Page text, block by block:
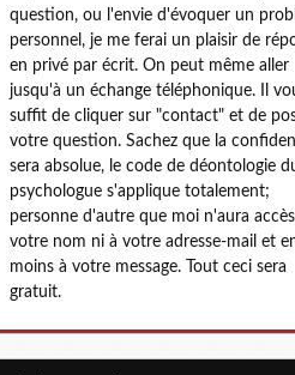
question, ou l'envie d'évoquer un
personnel, je me ferai un plaisir de
en privé par écrit. On peut même aller
jusqu'à un échange téléphonique. Il
suffit de cliquer sur "contact" et de
votre question. Sachez que la
sera absolue, le code de déontologie
psychologue s'applique totalement;
personne d'autre que moi n'aura
votre nom ni à votre adresse-mail et
moins à votre message. Tout ceci sera
gratuit.